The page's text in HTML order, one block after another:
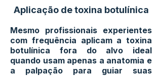
Aplicação de toxina botulínica
Mesmo profissionais experientes
com frequência aplicam a toxina
botulínica fora do alvo ideal
quando usam apenas a anatomia e
a palpação para guiar suas